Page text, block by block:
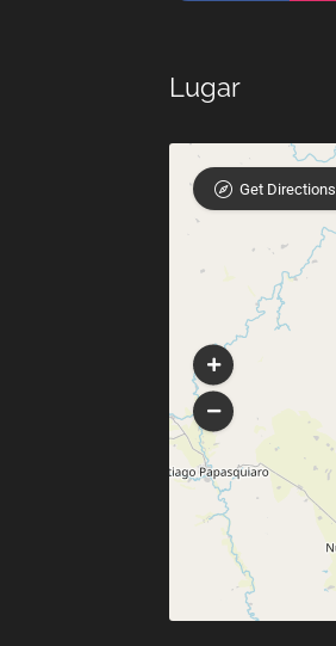
Lugar
Get Directions